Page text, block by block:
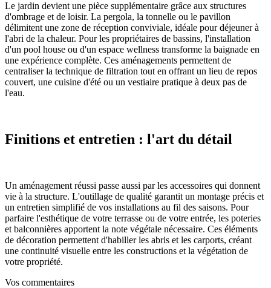
Le jardin devient une pièce supplémentaire grâce aux structures
d'ombrage et de loisir. La pergola, la tonnelle ou le pavillon
délimitent une zone de réception conviviale, idéale pour déjeuner à
l'abri de la chaleur. Pour les propriétaires de bassins, l'installation
d'un pool house ou d'un espace wellness transforme la baignade en
une expérience complète. Ces aménagements permettent de
centraliser la technique de filtration tout en offrant un lieu de repos
couvert, une cuisine d'été ou un vestiaire pratique à deux pas de
l'eau.
Finitions et entretien : l'art du détail
Un aménagement réussi passe aussi par les accessoires qui donnent
vie à la structure. L'outillage de qualité garantit un montage précis et
un entretien simplifié de vos installations au fil des saisons. Pour
parfaire l'esthétique de votre terrasse ou de votre entrée, les poteries
et balconnières apportent la note végétale nécessaire. Ces éléments
de décoration permettent d'habiller les abris et les carports, créant
une continuité visuelle entre les constructions et la végétation de
votre propriété.
Vos commentaires